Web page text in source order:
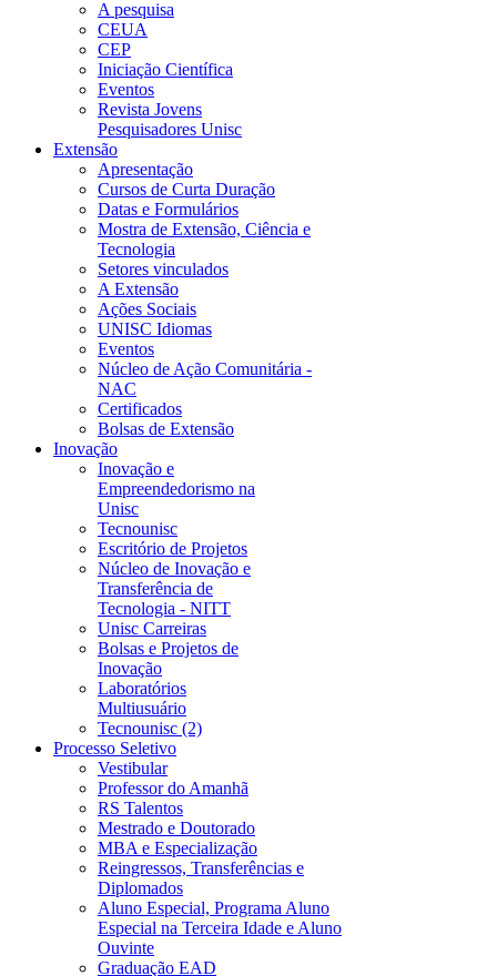
A pesquisa
CEUA
CEP
Iniciação Científica
Eventos
Revista Jovens
Pesquisadores Unisc
Extensão
Apresentação
Cursos de Curta Duração
Datas e Formulários
Mostra de Extensão, Ciência e
Tecnologia
Setores vinculados
A Extensão
Ações Sociais
UNISC Idiomas
Eventos
Núcleo de Ação Comunitária -
NAC
Certificados
Bolsas de Extensão
Inovação
Inovação e
Empreendedorismo na
Unisc
Tecnounisc
Escritório de Projetos
Núcleo de Inovação e
Transferência de
Tecnologia - NITT
Unisc Carreiras
Bolsas e Projetos de
Inovação
Laboratórios
Multiusuário
Tecnounisc (2)
Processo Seletivo
Vestibular
Professor do Amanhã
RS Talentos
Mestrado e Doutorado
MBA e Especialização
Reingressos, Transferências e
Diplomados
Aluno Especial, Programa Aluno
Especial na Terceira Idade e Aluno
Ouvinte
Graduação EAD